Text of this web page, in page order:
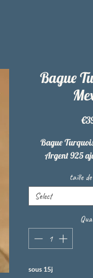
Bague
Bague
Argent 925
taille
Select
sous 15j